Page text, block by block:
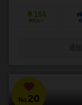
164
興味あり
No.20